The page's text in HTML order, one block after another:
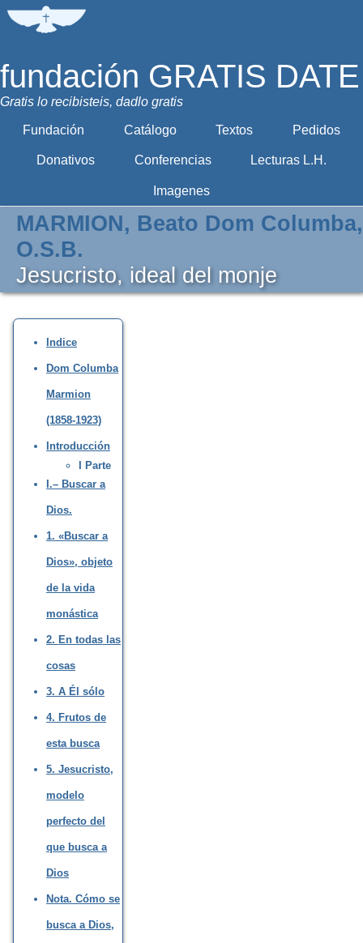
fundación GRATIS DATE
Gratis lo recibisteis, dadlo gratis
Fundación Catálogo Textos Pedidos
Donativos Conferencias Lecturas L.H.
Imagenes
MARMION, Beato Dom Columba,
O.S.B.
Jesucristo, ideal del monje
Indice
Dom Columba
Marmion
(1858-1923)
Introducción
I Parte
I.– Buscar a
Dios.
1. «Buscar a
Dios», objeto
de la vida
monástica
2. En todas las
cosas
3. A Él sólo
4. Frutos de
esta busca
5. Jesucristo,
modelo
perfecto del
que busca a
Dios
Nota. Cómo se
busca a Dios,